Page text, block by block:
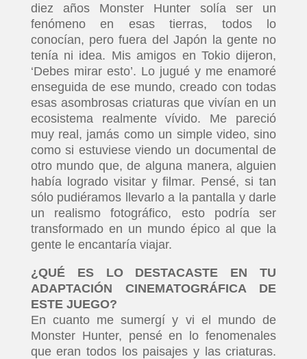
diez años Monster Hunter solía ser un
fenómeno en esas tierras, todos lo
conocían, pero fuera del Japón la gente no
tenía ni idea. Mis amigos en Tokio dijeron,
‘Debes mirar esto’. Lo jugué y me enamoré
enseguida de ese mundo, creado con todas
esas asombrosas criaturas que vivían en un
ecosistema realmente vívido. Me pareció
muy real, jamás como un simple video, sino
como si estuviese viendo un documental de
otro mundo que, de alguna manera, alguien
había logrado visitar y filmar. Pensé, si tan
sólo pudiéramos llevarlo a la pantalla y darle
un realismo fotográfico, esto podría ser
transformado en un mundo épico al que la
gente le encantaría viajar.
¿QUÉ ES LO DESTACASTE EN TU
ADAPTACIÓN CINEMATOGRÁFICA DE
ESTE JUEGO?
En cuanto me sumergí y vi el mundo de
Monster Hunter, pensé en lo fenomenales
que eran todos los paisajes y las criaturas.